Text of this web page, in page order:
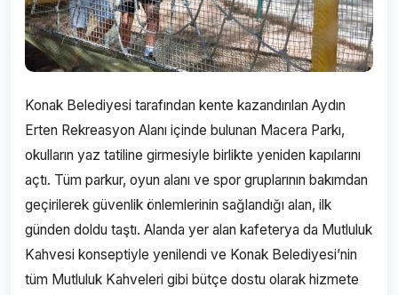
Konak Belediyesi tarafından kente kazandırılan Aydın
Erten Rekreasyon Alanı içinde bulunan Macera Parkı,
okulların yaz tatiline girmesiyle birlikte yeniden kapılarını
açtı. Tüm parkur, oyun alanı ve spor gruplarının bakımdan
geçirilerek güvenlik önlemlerinin sağlandığı alan, ilk
günden doldu taştı. Alanda yer alan kafeterya da Mutluluk
Kahvesi konseptiyle yenilendi ve Konak Belediyesi’nin
tüm Mutluluk Kahveleri gibi bütçe dostu olarak hizmete